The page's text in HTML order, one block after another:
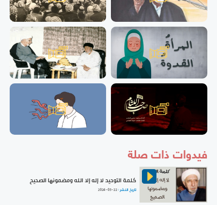
فيدوات ذات صلة
كلمة التوحيد لا إله إلا الله ومضمونها الصحيح
تاريخ النشر :2024-05-22